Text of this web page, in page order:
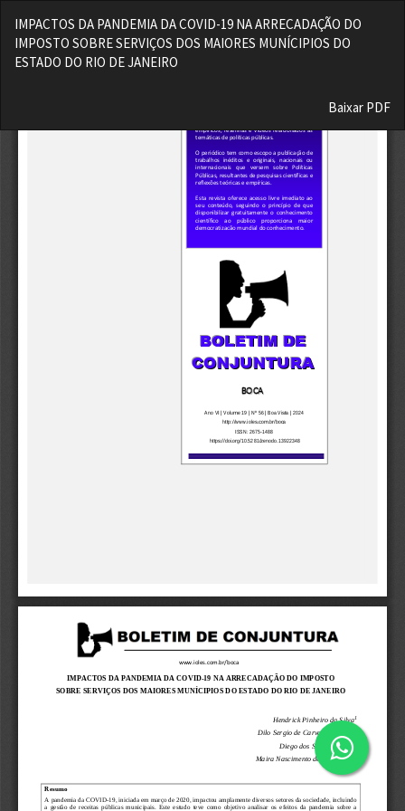
aos
Detalhes
IMPACTOS DA PANDEMIA DA COVID-19 NA ARRECADAÇÃO DO
IMPOSTO SOBRE SERVIÇOS DOS MAIORES MUNÍCIPIOS DO
ESTADO DO RIO DE JANEIRO
Baixar
Baixar PDF